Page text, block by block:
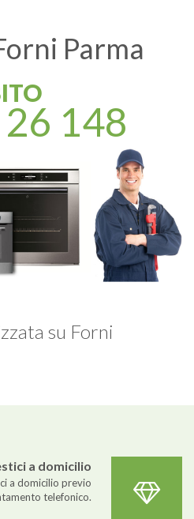
Parma
148
su Forni
a domicilio
a domicilio previo
telefonico.